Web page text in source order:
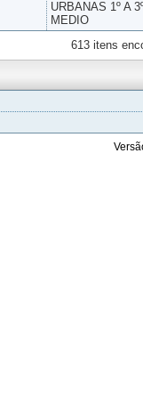
URBANAS 1º A
MEDIO
613 itens